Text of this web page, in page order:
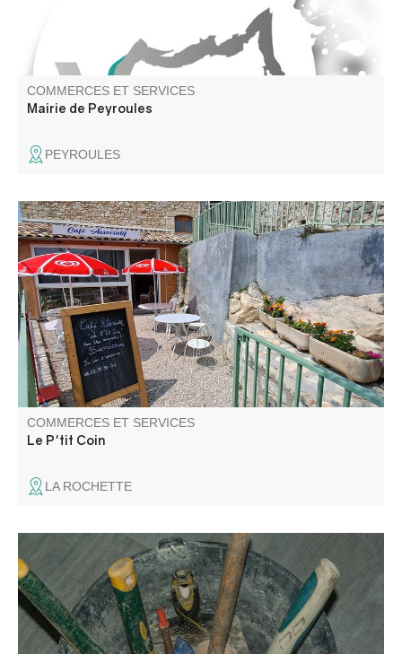
COMMERCES ET SERVICES
Mairie de Peyroules
PEYROULES
Détendez vous et profitez de la terrasse panoramique du
Café associatif pour boire un café, un verre entre amis,
déguster une glace. Les jeudis et vendredis possibilité de
restauration sur réservation 48h à l'avance.
COMMERCES ET SERVICES
Le P'tit Coin
LA ROCHETTE